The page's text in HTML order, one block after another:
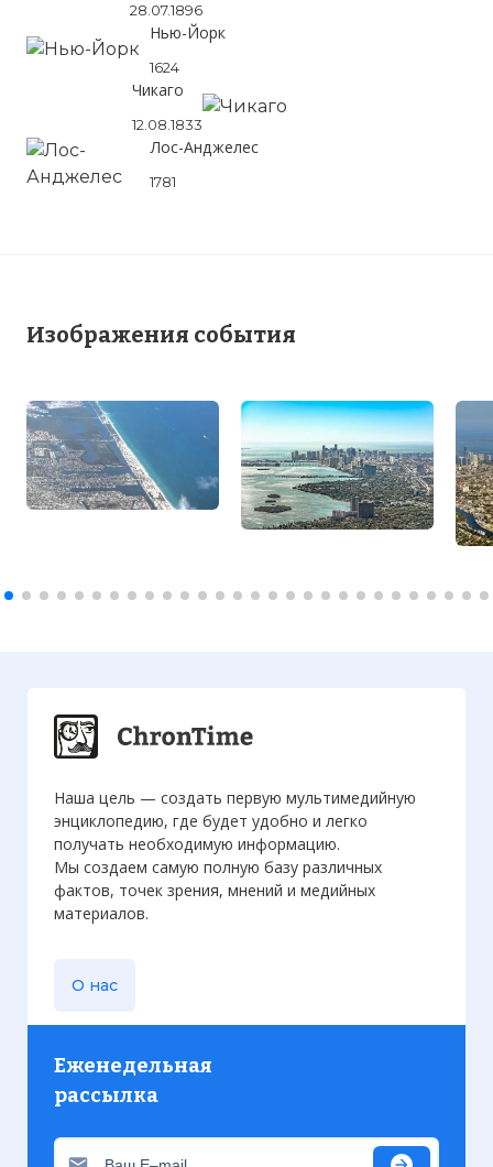
28.07.1896
Нью-Йорк
1624
Чикаго
12.08.1833
Лос-Анджелес
1781
Изображения события
Наша цель — создать первую мультимедийную
энциклопедию, где будет удобно и легко
получать необходимую информацию.
Мы создаем самую полную базу различных
фактов, точек зрения, мнений и медийных
материалов.
О нас
Еженедельная
рассылка